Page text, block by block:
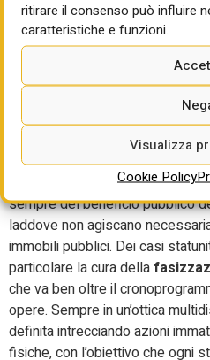
ritirare il consenso può influire
caratteristiche e funzioni.
Visualizza
Cookie Policy
creato ad hoc attingendo dalle
rilevanti per l’area in
gli altri player della
Se invece ci spostiamo un po’
statunitense, vediamo che
strumento principe dell’
sorta di cornice per definire in
chi-fa-cosa-quando
sempre del beneficio pubblico
laddove non agiscano
immobili pubblici. Dei casi
particolare la cura della
che va ben oltre il
opere. Sempre in un’ottica
definita intrecciando azioni
fisiche, con l’obiettivo che ogni